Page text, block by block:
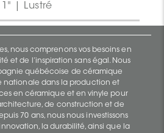
| Lustré
nous comprenons vos besoins en
et de l’inspiration sans égal. Nous
québécoise de céramique
nationale dans la production et
en céramique et en vinyle pour
de construction et de
70 ans, nous nous investissons
la durabilité, ainsi que la